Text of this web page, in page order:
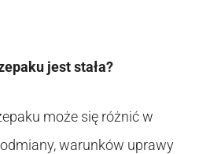
jest stała?
może się różnić w
warunków uprawy